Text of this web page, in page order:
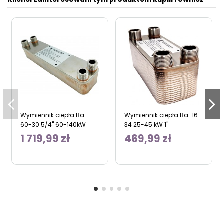
Wymiennik ciepła Ba-
60-30 5/4" 60-140kW
1 719,99 zł
Wymiennik ciepła Ba-16-
34 25-45 kW 1"
469,99 zł